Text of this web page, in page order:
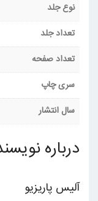
نوع جلد
تعداد جلد
تعداد صفحه
سری چاپ
سال انتشار
درباره
آلیس پاریزیو